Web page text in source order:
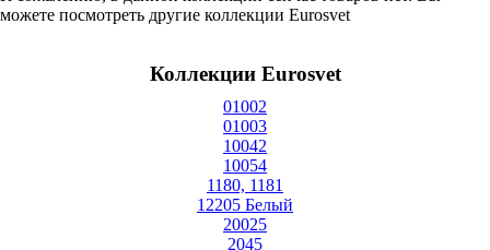
можете посмотреть другие коллекции Eurosvet
Коллекции Eurosvet
01002
01003
10042
10054
1180, 1181
12205 Белый
20025
2045